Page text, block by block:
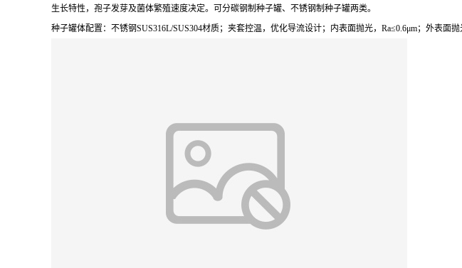
生长特性，孢子发芽及菌体繁殖速度决定。可分碳钢制种子罐、不锈钢制种子罐两类。
种子罐体配置：不锈钢SUS316L/SUS304材质；夹套控温，优化导流设计；内表面抛光，Ra≤0.6μm；外表